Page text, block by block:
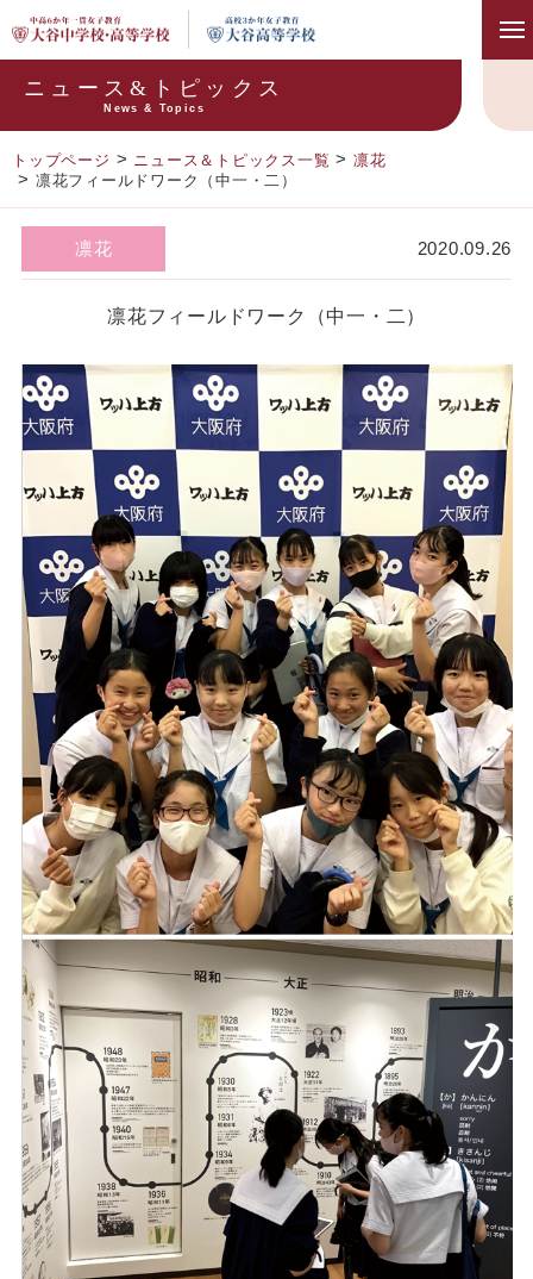
ニュース&トピックス
News & Topics
トップページ ニュース＆トピックス一覧
凛花
凛花フィールドワーク（中一・二）
凛花 2020.09.26
凛花フィールドワーク（中一・二）